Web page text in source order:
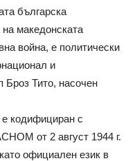
българска
македонската
война, е политически
и
Броз Тито, насочен
е кодифициран с
от 2 август 1944 г.
официален език в